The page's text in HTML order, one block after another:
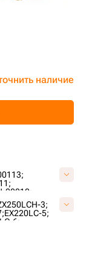
20010;
3;
EX220LC-5;
6;
наличие